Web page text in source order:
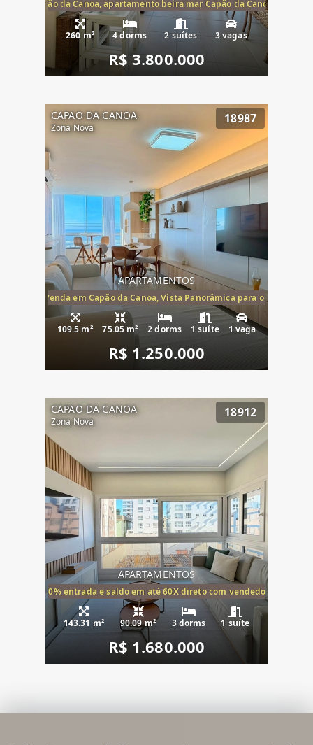
mar Capão da Canoa, apartamento beira mar Capão da Canoa,
260 m² 4 dorms 2 suítes 3 vagas
R$ 3.800.000
CAPAO DA CANOA
Zona Nova
18987
APARTAMENTOS
Mar à Venda em Capão da Canoa, Vista Panorâmica para o Mar, 2
109.5 m² 75.05 m² 2 dorms 1 suíte 1 vaga
R$ 1.250.000
CAPAO DA CANOA
Zona Nova
18912
APARTAMENTOS
20% entrada e saldo em até 60X direto com vendedor
143.31 m² 90.09 m² 3 dorms 1 suíte
R$ 1.680.000